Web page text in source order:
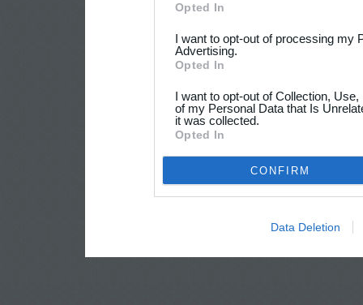
Opted In
I want to opt-out of processing my
Advertising.
Opted In
I want to opt-out of Collection,
of my Personal Data that Is
it was collected.
Opted In
CONFIRM
Data Deletion